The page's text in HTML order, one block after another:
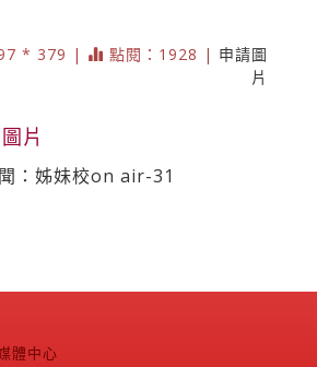
* 379 | 點閱：1928 | 申請圖
片
片
：姊妹校on air-31
體中心